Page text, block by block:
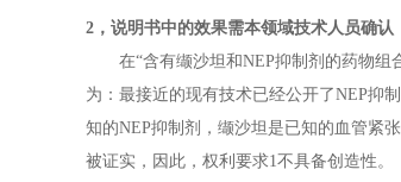
2， 说明书中的效果需本领域技术人员确认
在“含有缬沙坦和NEP抑制剂的药物组
为：最接近的现有技术已经公开了NEP抑
知的NEP抑制剂，缬沙坦是已知的血管紧
被证实，因此，权利要求1不具备创造性。